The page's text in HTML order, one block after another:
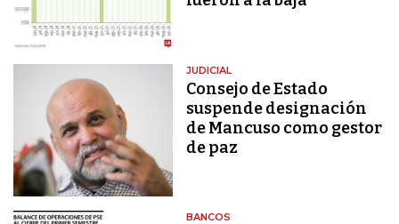
JUDICIAL
Consejo de Estado
suspende designación
de Mancuso como gestor
de paz
BANCOS